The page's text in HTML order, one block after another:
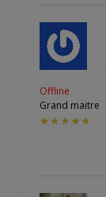
Offline
Grand maitre
★★★★★